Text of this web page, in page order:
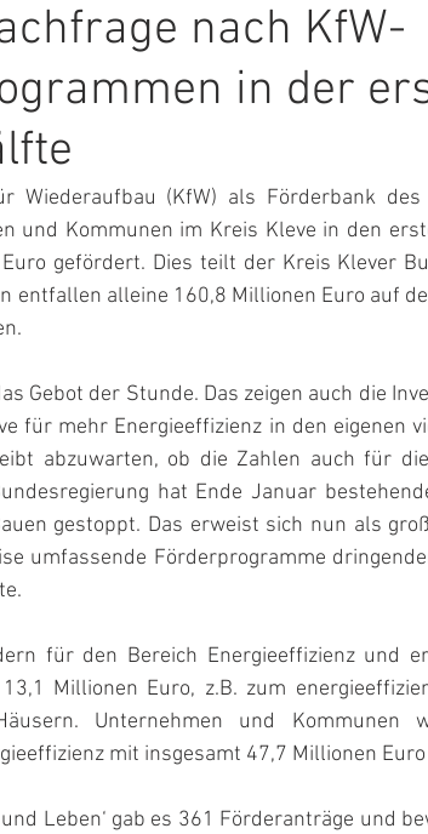
nach KfW-
in der
Wiederaufbau (KfW) als Förderbank
und Kommunen im Kreis Kleve in den
gefördert. Dies teilt der Kreis Klever
entfallen alleine 160,8 Millionen Euro auf
Gebot der Stunde. Das zeigen auch die
für mehr Energieeffizienz in den eigenen
abzuwarten, ob die Zahlen auch für
hat Ende Januar
gestoppt. Das erweist sich nun als
umfassende Förderprogramme
für den Bereich Energieeffizienz und
Millionen Euro, z.B. zum
Unternehmen und Kommunen
mit insgesamt 47,7 Millionen
und Leben‘ gab es 361 Förderanträge und